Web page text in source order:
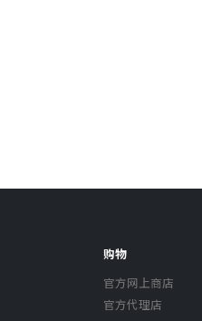
购物
官方网上商店
官方代理店